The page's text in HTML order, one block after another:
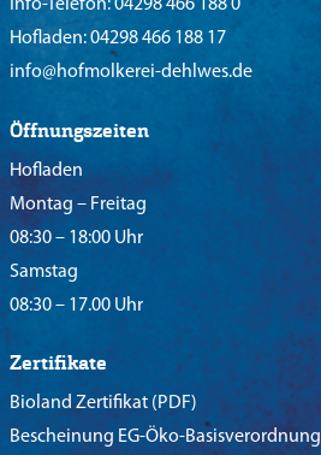
Info-Telefon:04298 466 188 0
Hofladen:04298 466 188 17
info@hofmolkerei-dehlwes.de
Öffnungszeiten
Hofladen
Montag – Freitag
08:30 – 18:00 Uhr
Samstag
08:30 – 17.00 Uhr
Zertifikate
Bioland Zertifikat (PDF)
Bescheinung EG-Öko-Basisverordnung